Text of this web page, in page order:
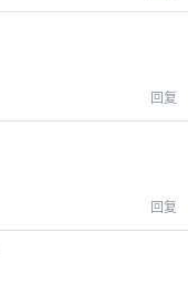
回复
回复